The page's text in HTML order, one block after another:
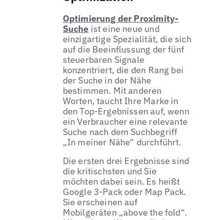
Optimierung der Proximity-
Suche ist eine neue und
einzigartige Spezialität, die sich
auf die Beeinflussung der fünf
steuerbaren Signale
konzentriert, die den Rang bei
der Suche in der Nähe
bestimmen. Mit anderen
Worten, taucht Ihre Marke in
den Top-Ergebnissen auf, wenn
ein Verbraucher eine relevante
Suche nach dem Suchbegriff
„In meiner Nähe“ durchführt.
Die ersten drei Ergebnisse sind
die kritischsten und Sie
möchten dabei sein. Es heißt
Google 3-Pack oder Map Pack.
Sie erscheinen auf
Mobilgeräten „above the fold“.